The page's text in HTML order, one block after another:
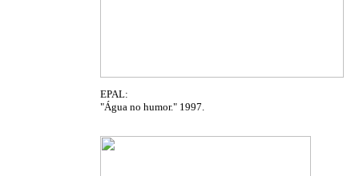
EPAL:
"Água no humor." 1997.